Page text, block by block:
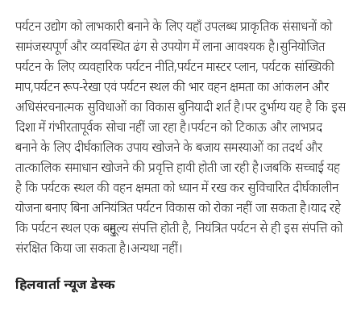
पर्यटन उद्योग को लाभकारी बनाने के लिए यहाँ उपलब्ध प्राकृतिक संसाधनों को
सामंजस्यपूर्ण और व्यवस्थित ढंग से उपयोग में लाना आवश्यक है।सुनियोजित
पर्यटन के लिए व्यवहारिक पर्यटन नीति,पर्यटन मास्टर प्लान, पर्यटक सांख्यिकी
माप,पर्यटन रूप-रेखा एवं पर्यटन स्थल की भार वहन क्षमता का आंकलन और
अधिसंरचनात्मक सुविधाओं का विकास बुनियादी शर्त है।पर दुर्भाग्य यह है कि इस
दिशा में गंभीरतापूर्वक सोचा नहीं जा रहा है।पर्यटन को टिकाऊ और लाभप्रद
बनाने के लिए दीर्घकालिक उपाय खोजने के बजाय समस्याओं का तदर्थ और
तात्कालिक समाधान खोजने की प्रवृत्ति हावी होती जा रही है।जबकि सच्चाई यह
है कि पर्यटक स्थल की वहन क्षमता को ध्यान में रख कर सुविचारित दीर्घकालीन
योजना बनाए बिना अनियंत्रित पर्यटन विकास को रोका नहीं जा सकता है।याद रहे
कि पर्यटन स्थल एक बहुमूल्य संपत्ति होती है, नियंत्रित पर्यटन से ही इस संपत्ति को
संरक्षित किया जा सकता है।अन्यथा नहीं।
हिलवार्ता न्यूज डेस्क